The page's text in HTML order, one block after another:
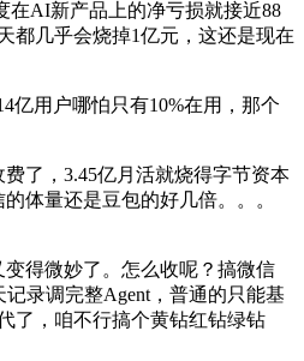
在AI新产品上的净亏损就接近88
都几乎会烧掉1亿元，这还是现在
亿用户哪怕只有10%在用，那个
了，3.45亿月活就烧得字节资本
体量还是豆包的好几倍。。。
得微妙了。怎么收呢？搞微信
录调完整Agent，普通的只能基
了，咱不行搞个黄钻红钻绿钻